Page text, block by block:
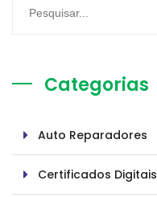
Categorias
Auto Reparadores
Certificados Digitais